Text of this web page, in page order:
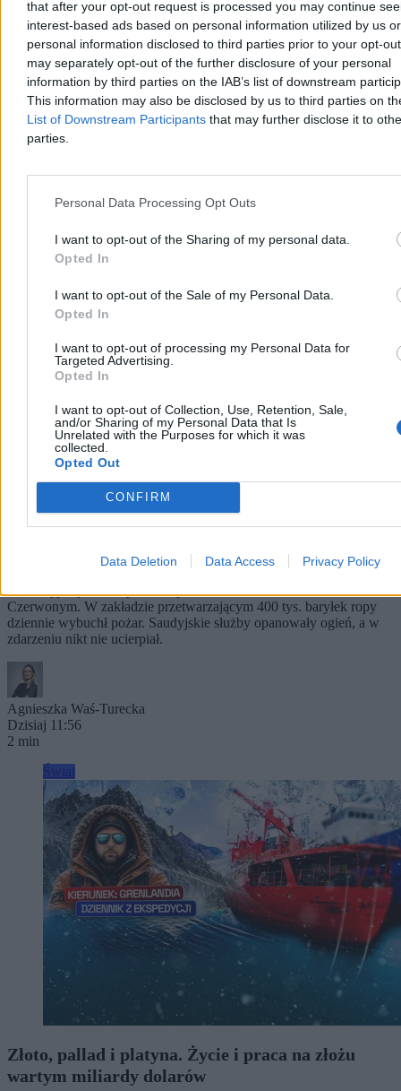
that after your opt-out request is processed you may continue
interest-based ads based on personal information utilized by us or
personal information disclosed to third parties prior to your opt-
may separately opt-out of the further disclosure of your personal
information by third parties on the IAB’s list of downstream
This information may also be disclosed by us to third parties on
List of Downstream Participants that may further disclose it to
parties.
Personal Data Processing Opt Outs
I want to opt-out of the Sharing of my personal data.
Opted In
I want to opt-out of the Sale of my Personal Data.
Opted In
I want to opt-out of processing my Personal Data for
Targeted Advertising.
Opted In
I want to opt-out of Collection, Use, Retention, Sale,
and/or Sharing of my Personal Data that Is
Unrelated with the Purposes for which it was
collected.
Opted Out
CONFIRM
Data Deletion Data Access Privacy Policy
Świat
Atak na rafinerię Aramco. Huti uderzyli w
Czerwonym. W zakładzie przetwarzającym 400 tys. baryłek ropy
dziennie wybuchł pożar. Saudyjskie służby opanowały ogień, a w
zdarzeniu nikt nie ucierpiał.
Agnieszka Waś-Turecka
Dzisiaj 11:56
2 min
Złoto, pallad i platyna. Życie i praca na złożu
wartym miliardy dolarów